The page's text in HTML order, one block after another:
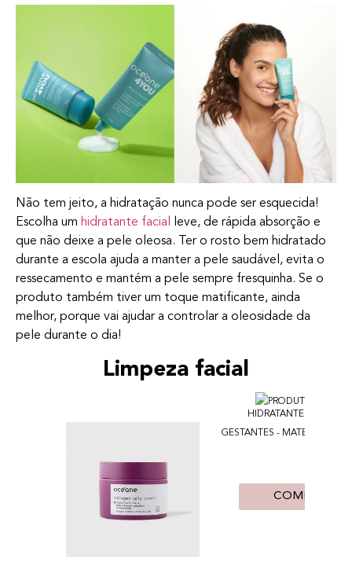
Não tem jeito, a hidratação nunca pode ser esquecida!
Escolha um hidratante facial
leve, de rápida absorção e
que não deixe a pele oleosa. Ter o rosto bem hidratado
durante a escola ajuda a manter a pele saudável, evita o
ressecamento e mantém a pele sempre fresquinha. Se o
produto também tiver um toque matificante, ainda
melhor, porque vai ajudar a controlar a oleosidade da
pele durante o dia!
Limpeza facial
HIDRATANTE FACIAL
GESTANTES - MATERNITY
COMPRAR